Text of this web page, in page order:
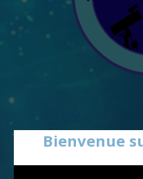
Bienvenue